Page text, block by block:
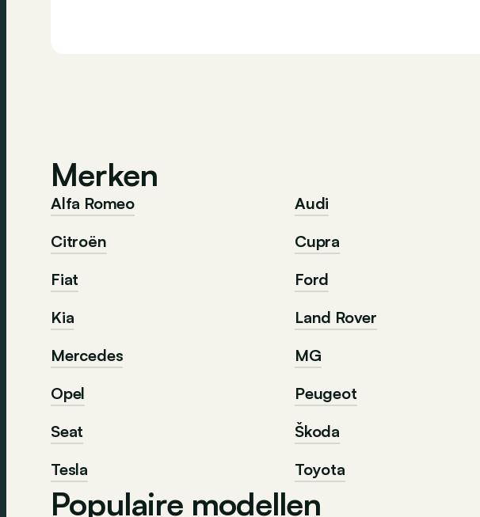
Merken
Alfa Romeo Audi
Citroën
Cupra
Fiat
Ford
Kia
Land Rover
Mercedes
MG
Opel
Peugeot
Seat
Škoda
Tesla
Toyota
Populaire modellen